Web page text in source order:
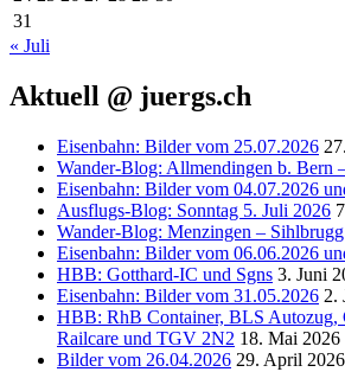
31
« Juli
Aktuell @ juergs.ch
Eisenbahn: Bilder vom 25.07.2026
Wander-Blog: Allmendingen b. Bern
Eisenbahn: Bilder vom 04.07.2026
Ausflugs-Blog: Sonntag 5. Juli 2026
Wander-Blog: Menzingen – Sihlbrugg
Eisenbahn: Bilder vom 06.06.2026
HBB: Gotthard-IC und Sgns 3. Juni
Eisenbahn: Bilder vom 31.05.2026 2.
HBB: RhB Container, BLS Autozug,
Railcare und TGV 2N2 18. Mai 2026
Bilder vom 26.04.2026 29. April 2026